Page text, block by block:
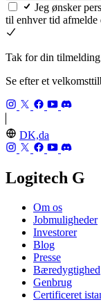
Jeg ønsker
til enhver tid afmelde
Tak for din
Se efter et
DK,da
Logitech G
Om os
Jobmuligheder
Investorer
Blog
Presse
Bæredygtighed
Genbrug
Certificeret